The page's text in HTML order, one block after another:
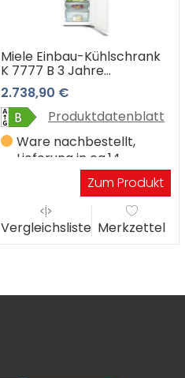
Miele Einbau-Kühlschrank
K 7777 B 3 Jahre
Premiumshop Garantie
2.738,90 €
Produktdatenblatt
Ware nachbestellt,
Lieferung in ca.14
WerktagenZum Produkt
Vergleichsliste Merkzettel